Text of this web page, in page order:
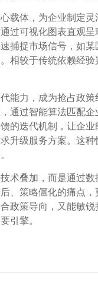
载体，为企业制定
过可视化图表直观
捕捉市场信号，如
相较于传统依赖经
能力，成为抢占政
通过智能算法匹配
的迭代机制，让企
升级服务方案。这
术叠加，而是通过
、策略僵化的痛点
政策导向，又能敏
引擎。